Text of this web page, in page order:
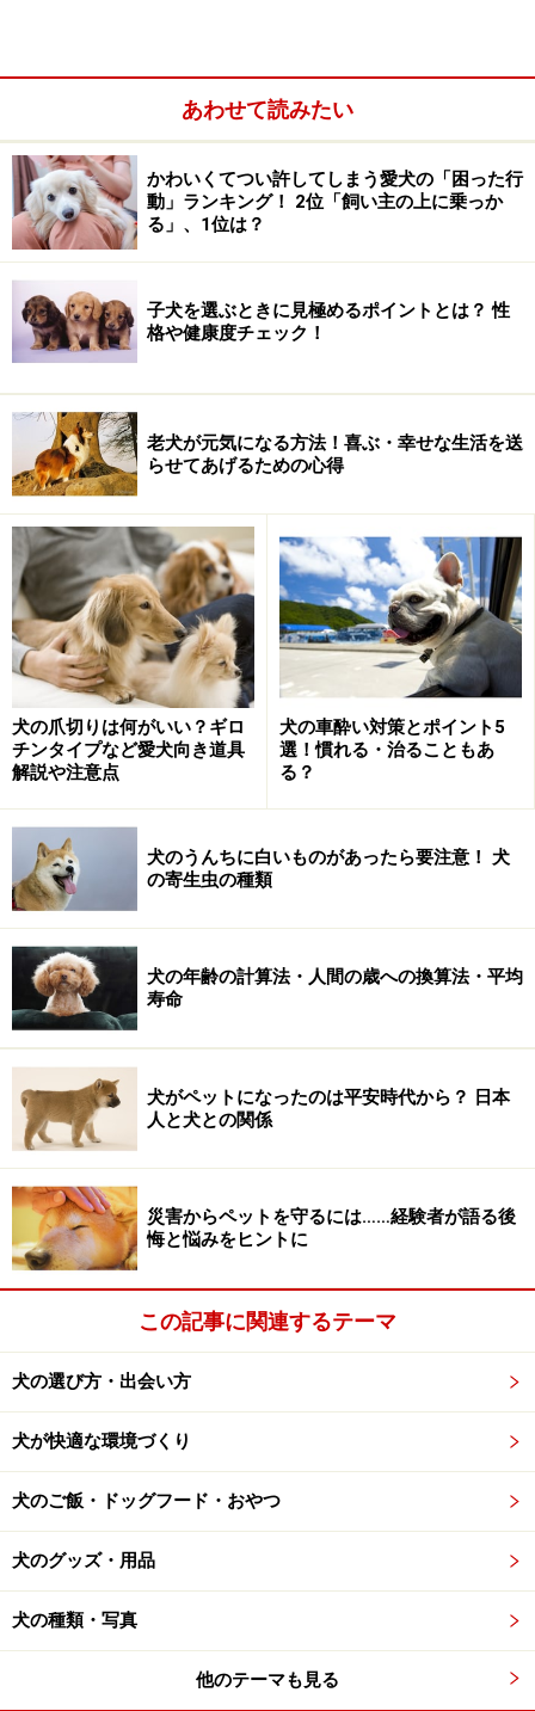
1 /3 次のページへ
あわせて読みたい
かわいくてつい許してしまう愛犬の「困った行
動」ランキング！ 2位「飼い主の上に乗っか
る」、1位は？
子犬を選ぶときに見極めるポイントとは？ 性
格や健康度チェック！
老犬が元気になる方法！喜ぶ・幸せな生活を送
らせてあげるための心得
犬の爪切りは何がいい？ギロ
チンタイプなど愛犬向き道具
解説や注意点
犬の車酔い対策とポイント5
選！慣れる・治ることもあ
る？
犬のうんちに白いものがあったら要注意！ 犬
の寄生虫の種類
犬の年齢の計算法・人間の歳への換算法・平均
寿命
犬がペットになったのは平安時代から？ 日本
人と犬との関係
災害からペットを守るには……経験者が語る後
悔と悩みをヒントに
この記事に関連するテーマ
犬の選び方・出会い方
犬が快適な環境づくり
犬のご飯・ドッグフード・おやつ
犬のグッズ・用品
犬の種類・写真
他のテーマも見る